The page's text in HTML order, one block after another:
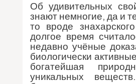
Об удивительных
знают немногие, да и
то вроде
долгое время
недавно учёные
биологически
богатейшая
уникальных